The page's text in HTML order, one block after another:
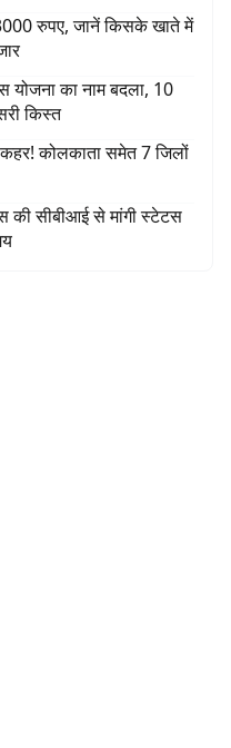
रुपए, जानें किसके खाते में
योजना का नाम बदला, 10
किस्त
कोलकाता समेत 7 जिलों
की सीबीआई से मांगी स्टेटस